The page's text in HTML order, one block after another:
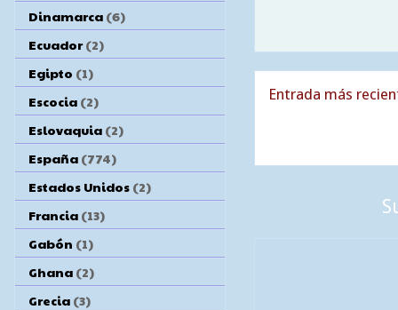
Entrada más
Dinamarca (6)
Ecuador (2)
Egipto (1)
Escocia (2)
Eslovaquia (2)
España (774)
Estados Unidos (2)
Francia (13)
Gabón (1)
Ghana (2)
Grecia (3)